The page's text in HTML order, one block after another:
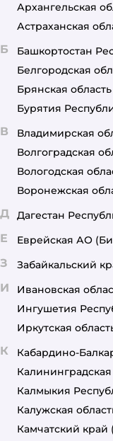
Архангельская
Астраханская
Б Башкортостан
Белгородская
Брянская область
Бурятия
В Владимирская
Волгоградская
Вологодская
Воронежская
Д Дагестан
Е Еврейская АО
З Забайкальский
И Ивановская
Ингушетия
Иркутская
К Кабардино-
Калининградская
Калмыкия
Калужская
Камчатский край